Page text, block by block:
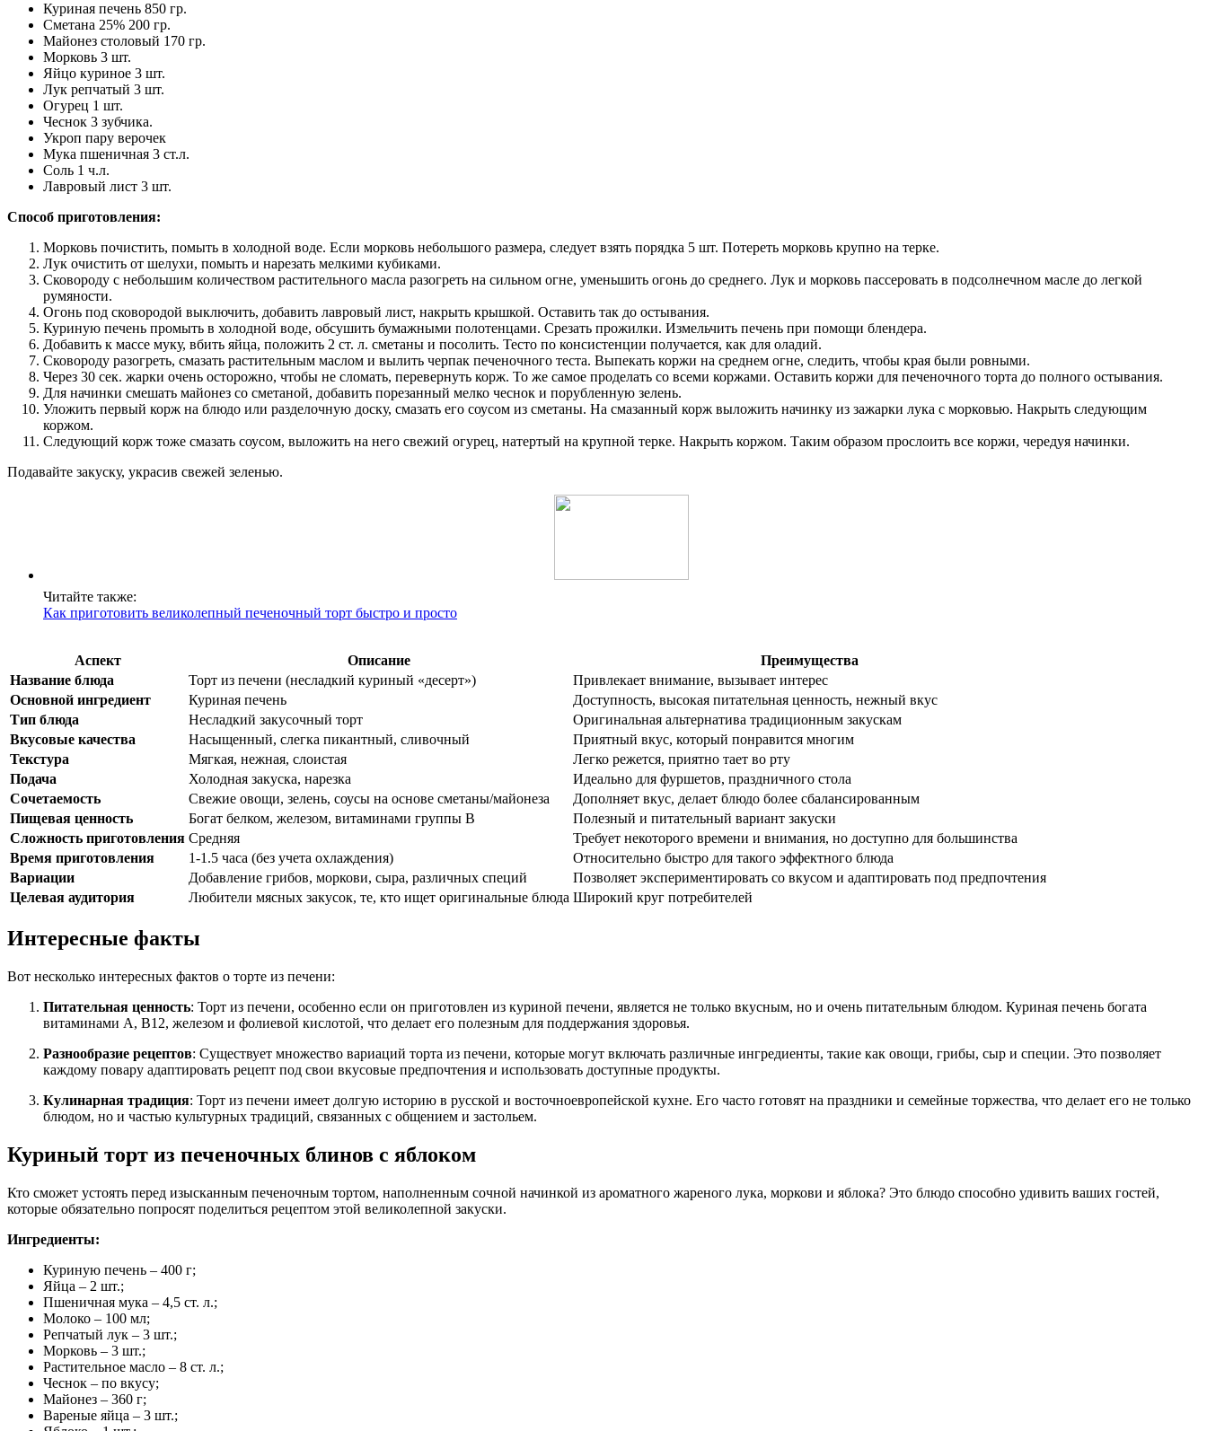
Куриная печень 850 гр.
Сметана 25% 200 гр.
Майонез столовый 170 гр.
Морковь 3 шт.
Яйцо куриное 3 шт.
Лук репчатый 3 шт.
Огурец 1 шт.
Чеснок 3 зубчика.
Укроп пару верочек
Мука пшеничная 3 ст.л.
Соль 1 ч.л.
Лавровый лист 3 шт.
Способ приготовления:
Морковь почистить, помыть в холодной воде. Если морковь небольшого размера, следует взять порядка 5 шт. Потереть морковь крупно на терке.
Лук очистить от шелухи, помыть и нарезать мелкими кубиками.
Сковороду с небольшим количеством растительного масла разогреть на сильном огне, уменьшить огонь до среднего. Лук и морковь пассеровать в подсолнечном масле до легкой
румяности.
Огонь под сковородой выключить, добавить лавровый лист, накрыть крышкой. Оставить так до остывания.
Куриную печень промыть в холодной воде, обсушить бумажными полотенцами. Срезать прожилки. Измельчить печень при помощи блендера.
Добавить к массе муку, вбить яйца, положить 2 ст. л. сметаны и посолить. Тесто по консистенции получается, как для оладий.
Сковороду разогреть, смазать растительным маслом и вылить черпак печеночного теста. Выпекать коржи на среднем огне, следить, чтобы края были ровными.
Через 30 сек. жарки очень осторожно, чтобы не сломать, перевернуть корж. То же самое проделать со всеми коржами. Оставить коржи для печеночного торта до полного остывания.
Для начинки смешать майонез со сметаной, добавить порезанный мелко чеснок и порубленную зелень.
Уложить первый корж на блюдо или разделочную доску, смазать его соусом из сметаны. На смазанный корж выложить начинку из зажарки лука с морковью. Накрыть следующим
коржом.
Следующий корж тоже смазать соусом, выложить на него свежий огурец, натертый на крупной терке. Накрыть коржом. Таким образом прослоить все коржи, чередуя начинки.
Подавайте закуску, украсив свежей зеленью.
Читайте также:
Как приготовить великолепный печеночный торт быстро и просто
Аспект Описание
Преимущества
Название блюда
Торт из печени (несладкий куриный «десерт»)
Привлекает внимание, вызывает интерес
Основной ингредиент
Куриная печень
Доступность, высокая питательная ценность, нежный вкус
Тип блюда
Несладкий закусочный торт
Оригинальная альтернатива традиционным закускам
Вкусовые качества
Насыщенный, слегка пикантный, сливочный
Приятный вкус, который понравится многим
Текстура
Мягкая, нежная, слоистая
Легко режется, приятно тает во рту
Подача
Холодная закуска, нарезка
Идеально для фуршетов, праздничного стола
Сочетаемость
Свежие овощи, зелень, соусы на основе сметаны/майонеза
Дополняет вкус, делает блюдо более сбалансированным
Пищевая ценность
Богат белком, железом, витаминами группы В
Полезный и питательный вариант закуски
Сложность приготовления Средняя
Требует некоторого времени и внимания, но доступно для большинства
Время приготовления
1-1.5 часа (без учета охлаждения)
Относительно быстро для такого эффектного блюда
Вариации
Добавление грибов, моркови, сыра, различных специй
Позволяет экспериментировать со вкусом и адаптировать под предпочтения
Целевая аудитория
Любители мясных закусок, те, кто ищет оригинальные блюда Широкий круг потребителей
Интересные факты
Вот несколько интересных фактов о торте из печени:
Питательная ценность: Торт из печени, особенно если он приготовлен из куриной печени, является не только вкусным, но и очень питательным блюдом. Куриная печень богата
витаминами A, B12, железом и фолиевой кислотой, что делает его полезным для поддержания здоровья.
Разнообразие рецептов: Существует множество вариаций торта из печени, которые могут включать различные ингредиенты, такие как овощи, грибы, сыр и специи. Это позволяет
каждому повару адаптировать рецепт под свои вкусовые предпочтения и использовать доступные продукты.
Кулинарная традиция: Торт из печени имеет долгую историю в русской и восточноевропейской кухне. Его часто готовят на праздники и семейные торжества, что делает его не только
блюдом, но и частью культурных традиций, связанных с общением и застольем.
Куриный торт из печеночных блинов с яблоком
Кто сможет устоять перед изысканным печеночным тортом, наполненным сочной начинкой из ароматного жареного лука, моркови и яблока? Это блюдо способно удивить ваших гостей,
которые обязательно попросят поделиться рецептом этой великолепной закуски.
Ингредиенты:
Куриную печень – 400 г;
Яйца – 2 шт.;
Пшеничная мука – 4,5 ст. л.;
Молоко – 100 мл;
Репчатый лук – 3 шт.;
Морковь – 3 шт.;
Растительное масло – 8 ст. л.;
Чеснок – по вкусу;
Майонез – 360 г;
Вареные яйца – 3 шт.;